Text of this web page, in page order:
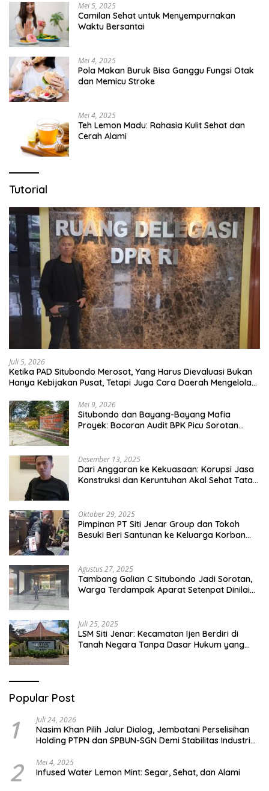
Mei 5, 2025
Camilan Sehat untuk Menyempurnakan
Waktu Bersantai
Mei 4, 2025
Pola Makan Buruk Bisa Ganggu Fungsi Otak
dan Memicu Stroke
Mei 4, 2025
Teh Lemon Madu: Rahasia Kulit Sehat dan
Cerah Alami
Tutorial
Juli 5, 2026
Ketika PAD Situbondo Merosot, Yang Harus Dievaluasi Bukan
Hanya Kebijakan Pusat, Tetapi Juga Cara Daerah Mengelola
Mei 9, 2026
Situbondo dan Bayang-Bayang Mafia
Proyek: Bocoran Audit BPK Picu Sorotan
Desember 13, 2025
Dari Anggaran ke Kekuasaan: Korupsi Jasa
Konstruksi dan Keruntuhan Akal Sehat Tata
Oktober 29, 2025
Pimpinan PT Siti Jenar Group dan Tokoh
Besuki Beri Santunan ke Keluarga Korban
Agustus 27, 2025
Tambang Galian C Situbondo Jadi Sorotan,
Warga Terdampak Aparat Setenpat Dinilai
Juli 25, 2025
LSM Siti Jenar: Kecamatan Ijen Berdiri di
Tanah Negara Tanpa Dasar Hukum yang
Popular Post
1 Juli 24, 2026
Nasim Khan Pilih Jalur Dialog, Jembatani Perselisihan
Holding PTPN dan SPBUN-SGN Demi Stabilitas Industri
2 Mei 4, 2025
Infused Water Lemon Mint: Segar, Sehat, dan Alami